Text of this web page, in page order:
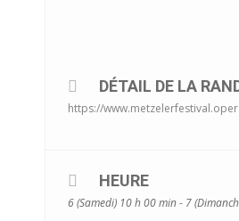
DÉTAIL DE LA
https://
HEURE
6 (Samedi) 10 h 00 min - 7